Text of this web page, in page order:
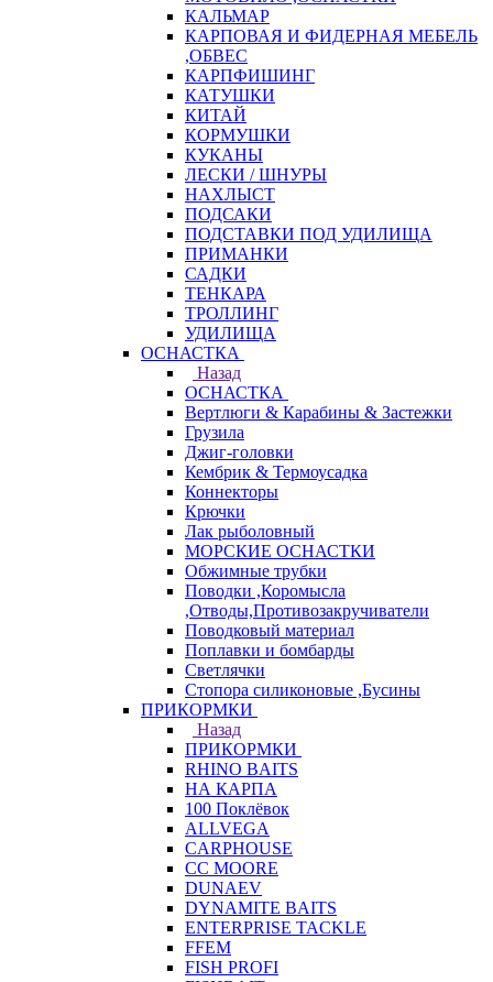
КАЛЬМАР
КАРПОВАЯ И ФИДЕРНАЯ МЕБЕЛЬ
,ОБВЕС
КАРПФИШИНГ
КАТУШКИ
КИТАЙ
КОРМУШКИ
КУКАНЫ
ЛЕСКИ / ШНУРЫ
НАХЛЫСТ
ПОДСАКИ
ПОДСТАВКИ ПОД УДИЛИЩА
ПРИМАНКИ
САДКИ
ТЕНКАРА
ТРОЛЛИНГ
УДИЛИЩА
ОСНАСТКА
Назад
ОСНАСТКА
Вертлюги & Карабины & Застежки
Грузила
Джиг-головки
Кембрик & Термоусадка
Коннекторы
Крючки
Лак рыболовный
МОРСКИЕ ОСНАСТКИ
Обжимные трубки
Поводки ,Коромысла
,Отводы,Противозакручиватели
Поводковый материал
Поплавки и бомбарды
Светлячки
Стопора силиконовые ,Бусины
ПРИКОРМКИ
Назад
ПРИКОРМКИ
RHINO BAITS
НА КАРПА
100 Поклёвок
ALLVEGA
CARPHOUSE
CC MOORE
DUNAEV
DYNAMITE BAITS
ENTERPRISE TACKLE
FFEM
FISH PROFI